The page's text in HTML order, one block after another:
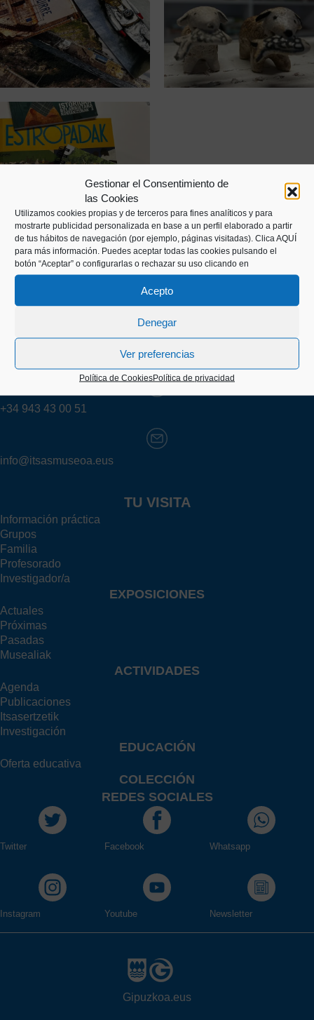
Gestionar el Consentimiento de
las Cookies
Utilizamos cookies propias y de terceros para fines analíticos y para
mostrarte publicidad personalizada en base a un perfil elaborado a partir
de tus hábitos de navegación (por ejemplo, páginas visitadas). Clica AQUÍ
para más información. Puedes aceptar todas las cookies pulsando el
botón “Aceptar” o configurarlas o rechazar su uso clicando en
Acepto
Denegar
Ver preferencias
Política de CookiesPolítica de privacidad
Kaiko pasealekua, 24
20003 Donostia (Gipuzkoa)
+34 943 43 00 51
info@itsasmuseoa.eus
TU VISITA
Información práctica
Grupos
Familia
Profesorado
Investigador/a
EXPOSICIONES
Actuales
Próximas
Pasadas
Musealiak
ACTIVIDADES
Agenda
Publicaciones
Itsasertzetik
Investigación
EDUCACIÓN
Oferta educativa
COLECCIÓN
REDES SOCIALES
Twitter Facebook Whatsapp
Instagram Youtube Newsletter
Gipuzkoa.eus